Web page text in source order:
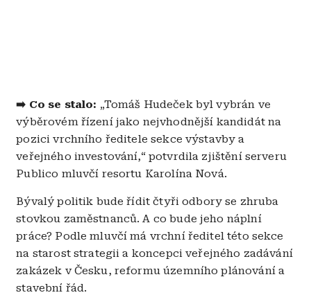
➡️ Co se stalo: „Tomáš Hudeček byl vybrán ve
výběrovém řízení jako nejvhodnější kandidát na
pozici vrchního ředitele sekce výstavby a
veřejného investování,“ potvrdila zjištění serveru
Publico mluvčí resortu Karolína Nová.
Bývalý politik bude řídit čtyři odbory se zhruba
stovkou zaměstnanců. A co bude jeho náplní
práce? Podle mluvčí má vrchní ředitel této sekce
na starost strategii a koncepci veřejného zadávání
zakázek v Česku, reformu územního plánování a
stavební řád.